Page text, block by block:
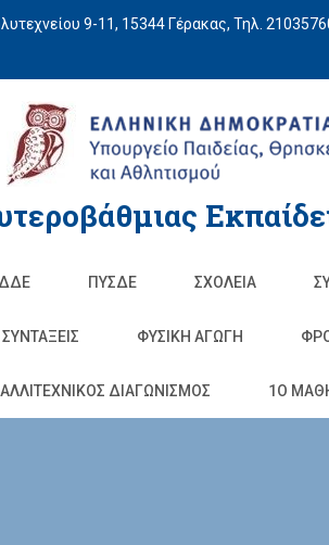
9-11, 15344 Γέρακας, Τηλ.
ΠΥΣΔΕ ΣΧΟΛΕΊΑ
ΣΥΝΤΑΞΕΙΣ ΦΥΣΙΚΉ ΑΓΩΓΉ
ΔΙΑΓΩΝΙΣΜΟΣ 1O